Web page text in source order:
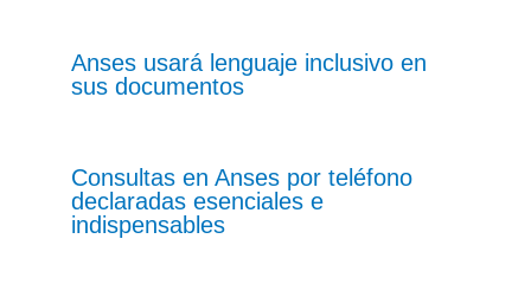
Anses usará lenguaje inclusivo en
sus documentos
Consultas en Anses por teléfono
declaradas esenciales e
indispensables